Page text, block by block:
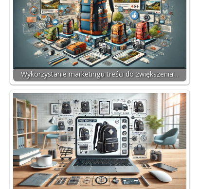
Wykorzystanie marketingu treści do zwiększenia…